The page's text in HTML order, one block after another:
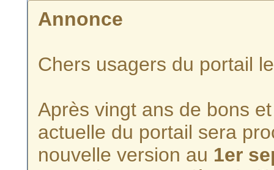
Annonce
Chers usagers du portail
Après vingt ans de bons
actuelle du portail sera
nouvelle version au 1er